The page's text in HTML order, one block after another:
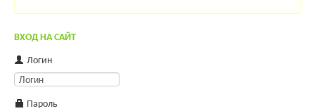
ВХОД НА САЙТ
Логин
Пароль